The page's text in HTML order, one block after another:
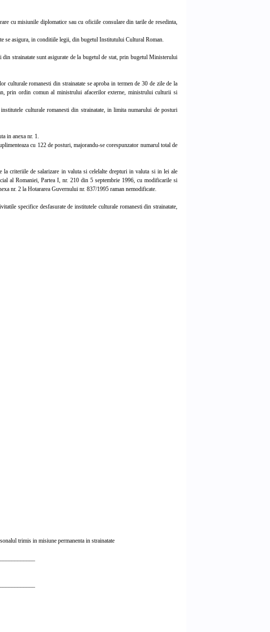
cu misiunile diplomatice sau cu oficiile consulare din tarile de resedinta,
se asigura, in conditiile legii, din bugetul Institutului Cultural Roman.
strainatate sunt asigurate de la bugetul de stat, prin bugetul Ministerului
romanesti din strainatate se aproba in termen de 30 de zile de la
prin ordin comun al ministrului afacerilor externe, ministrului culturii si
culturale romanesti din strainatate, in limita numarului de posturi
in anexa nr. 1.
cu 122 de posturi, majorandu-se corespunzator numarul total de
criteriile de salarizare in valuta si celelalte drepturi in valuta si in lei ale
al Romaniei, Partea I, nr. 210 din 5 septembrie 1996, cu modificarile si
nr. 2 la Hotararea Guvernului nr. 837/1995 raman nemodificate.
specifice desfasurate de institutele culturale romanesti din strainatate,
trimis in misiune permanenta in strainatate